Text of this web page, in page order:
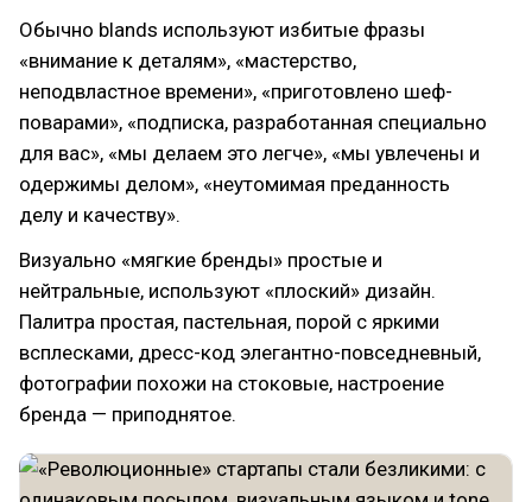
Обычно blands используют избитые фразы
«внимание к деталям», «мастерство,
неподвластное времени», «приготовлено шеф-
поварами», «подписка, разработанная специально
для вас», «мы делаем это легче», «мы увлечены и
одержимы делом», «неутомимая преданность
делу и качеству».
Визуально «мягкие бренды» простые и
нейтральные, используют «плоский» дизайн.
Палитра простая, пастельная, порой с яркими
всплесками, дресс-код элегантно-повседневный,
фотографии похожи на стоковые, настроение
бренда — приподнятое.